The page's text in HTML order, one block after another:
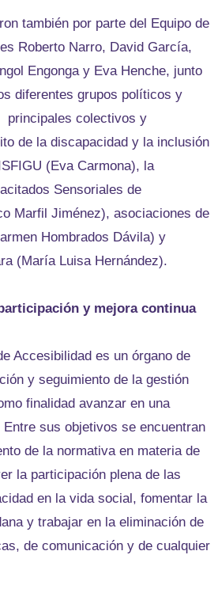
también por parte del Equipo de
Roberto Narro, David García,
Engonga y Eva Henche, junto
diferentes grupos políticos y
principales colectivos y
de la discapacidad y la inclusión
(Eva Carmona), la
Sensoriales de
Marfil Jiménez), asociaciones de
Hombrados Dávila) y
(María Luisa Hernández).
y mejora continua
Accesibilidad es un órgano de
y seguimiento de la gestión
finalidad avanzar en una
sus objetivos se encuentran
de la normativa en materia de
la participación plena de las
en la vida social, fomentar la
y trabajar en la eliminación de
de comunicación y de cualquier